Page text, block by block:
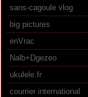
sans-cagoule vlog
big pictures
enVrac
Nalb+Dgezeo
ukulele.fr
courrier international